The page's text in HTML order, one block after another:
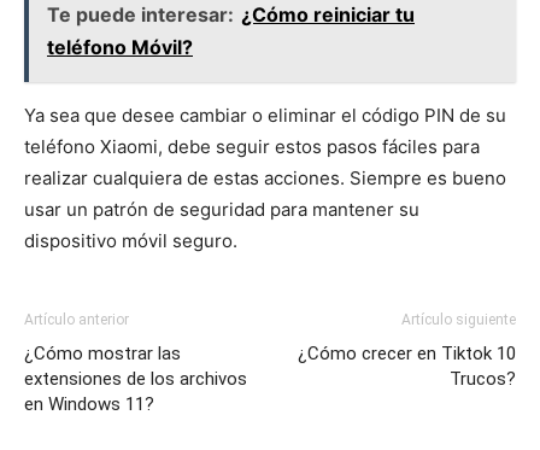
Te puede interesar: ¿Cómo reiniciar tu
teléfono Móvil?
Ya sea que desee cambiar o eliminar el código PIN de su
teléfono Xiaomi, debe seguir estos pasos fáciles para
realizar cualquiera de estas acciones. Siempre es bueno
usar un patrón de seguridad para mantener su
dispositivo móvil seguro.
Artículo anterior
¿Cómo mostrar las
extensiones de los archivos
en Windows 11?
Artículo siguiente
¿Cómo crecer en Tiktok 10
Trucos?